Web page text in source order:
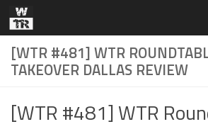
Zum Inhalt springen
[WTR #481] WTR
TAKEOVER DALLAS REVIEW
[WTR #481] WTR